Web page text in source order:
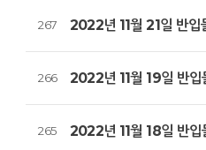
267 2022년 11월 21일 반입
266 2022년 11월 19일 반입
265 2022년 11월 18일 반입